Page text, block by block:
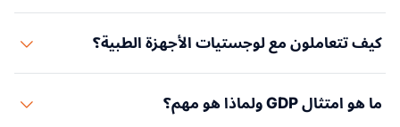
التنظيمي جميع تعاملات FDA ويضمن تخليص منتجاتك دون
وامتثال تنظيمي كامل.
كيف تتعاملون مع لوجستيات الأجهزة الطبية؟
وتتبع الدفعات وامتثال التسلسل (UDI) ولوجستيات جاهزة
ما هو امتثال GDP ولماذا هو مهم؟